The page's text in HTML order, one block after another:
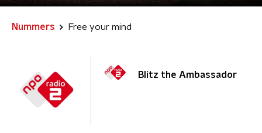
Nummers Free your mind
Blitz the Ambassador